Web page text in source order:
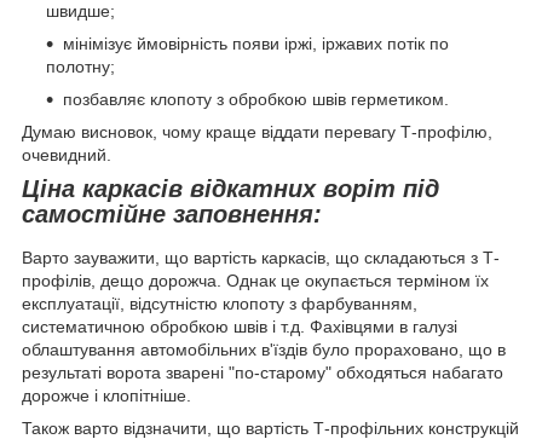
швидше;
мінімізує ймовірність появи іржі, іржавих потік по
полотну;
позбавляє клопоту з обробкою швів герметиком.
Думаю висновок, чому краще віддати перевагу Т-профілю,
очевидний.
Ціна каркасів відкатних воріт під
самостійне заповнення:
Варто зауважити, що вартість каркасів, що складаються з Т-
профілів, дещо дорожча. Однак це окупається терміном їх
експлуатації, відсутністю клопоту з фарбуванням,
систематичною обробкою швів і т.д. Фахівцями в галузі
облаштування автомобільних в'їздів було прораховано, що в
результаті ворота зварені "по-старому" обходяться набагато
дорожче і клопітніше.
Також варто відзначити, що вартість Т-профільних конструкцій